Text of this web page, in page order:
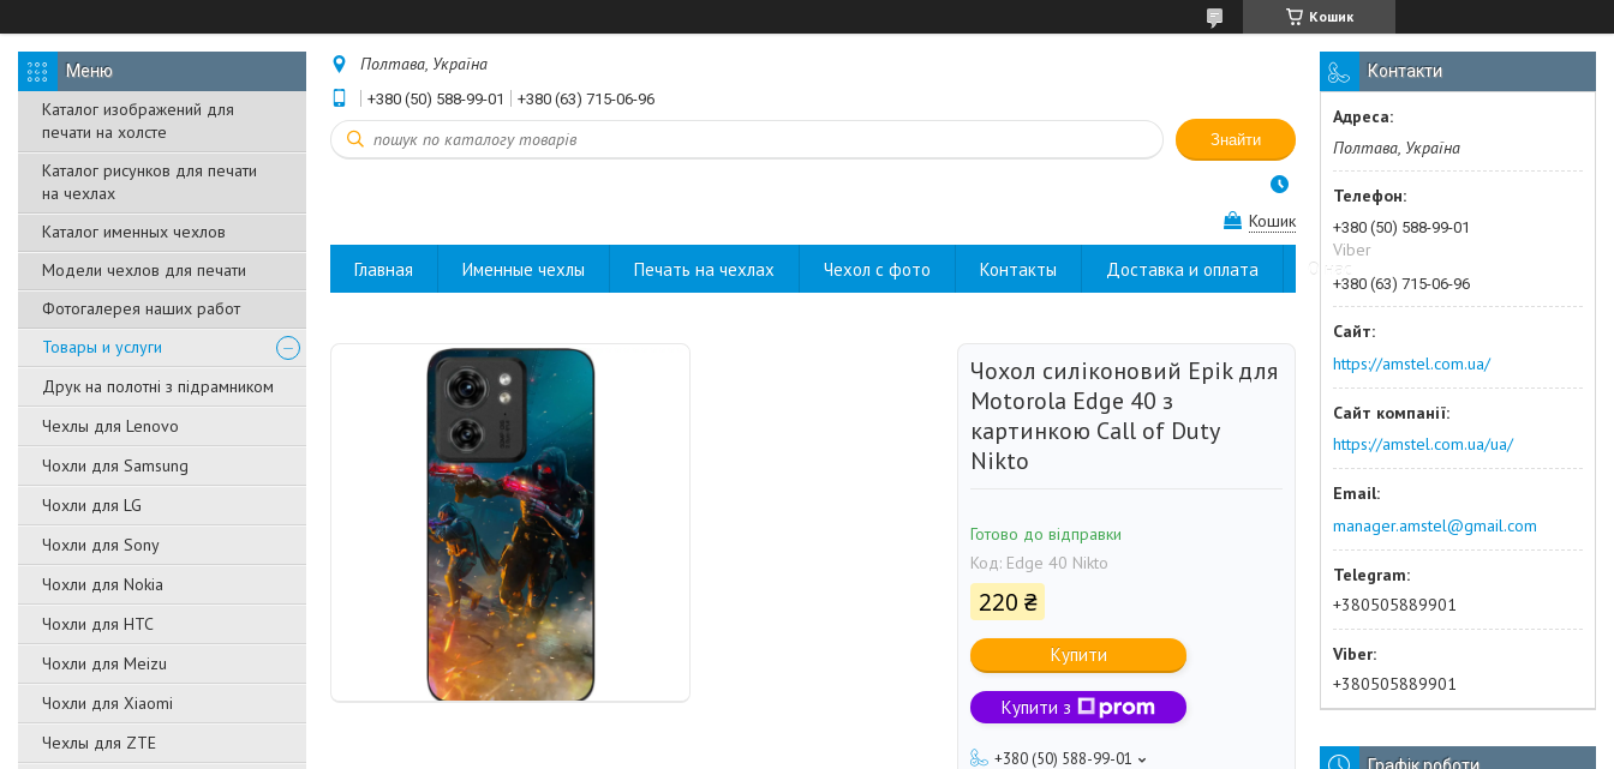
Кошик
Каталог изображений для
печати на холсте
Каталог рисунков для печати
на чехлах
Каталог именных чехлов
Модели чехлов для печати
Фотогалерея наших работ
Товары и услуги
Друк на полотні з підрамником
Чехлы для Lenovo
Чохли для Samsung
Чохли для LG
Чохли для Sony
Чохли для Nokia
Чохли для HTC
Чохли для Meizu
Чохли для Xiaomi
Чехлы для ZTE
Полтава, Україна
+380 (50) 588-99-01 +380 (63) 715-06-96
Знайти
Кошик
Главная Именные чехлы Печать на чехлах Чехол с фото Контакты Доставка и оплата О нас
Чохол силіконовий Epik для
Motorola Edge 40 з
картинкою Call of Duty
Nikto
Готово до відправки
Код: Edge 40 Nikto
220 ₴
Купити
Купити з
+380 (50) 588-99-01
Контакти
Полтава, Україна
+380 (50) 588-99-01
Viber
+380 (63) 715-06-96
https://amstel.com.ua/
https://amstel.com.ua/ua/
manager.amstel@gmail.com
+380505889901
+380505889901
Графік роботи